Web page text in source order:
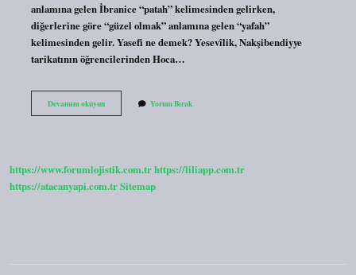
anlamına gelen İbranice “patah” kelimesinden gelirken,
diğerlerine göre “güzel olmak” anlamına gelen “yafah”
kelimesinden gelir. Yasefi ne demek? Yesevîlik, Nakşibendiyye
tarikatının öğrencilerinden Hoca…
Devamını okuyunYasef
Ismi
Yorum Bırak
https://www.forumlojistik.com.trhttps://liliapp.com.tr
https://atacanyapi.com.trSitemap